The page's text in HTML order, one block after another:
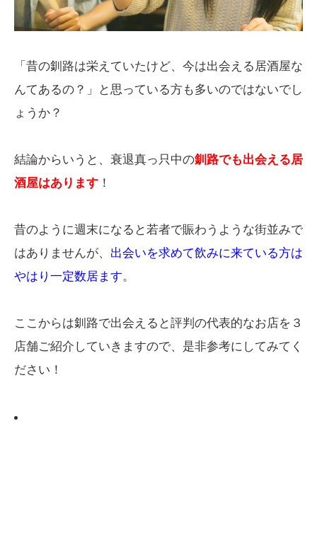
「昔の釧路は栄えていたけど、今は出会える居酒屋な
んてあるの？」と思っている方も多いのではないでし
ょうか？
結論からいうと、衰退真っ只中の釧路でも出会える居
酒屋はあります ！
昔のように週末になると若者で賑わうような街並みで
はありませんが、 出会いを求めて飲みに来ている方は
やはり一定数居ます。
ここからは釧路で出会えると評判の代表的なお店を３
店舗ご紹介していきますので、是非参考にしてみてく
ださい！